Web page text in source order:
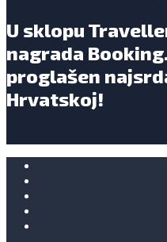
U sklopu
nagrada
proglašen
Hrvatskoj!